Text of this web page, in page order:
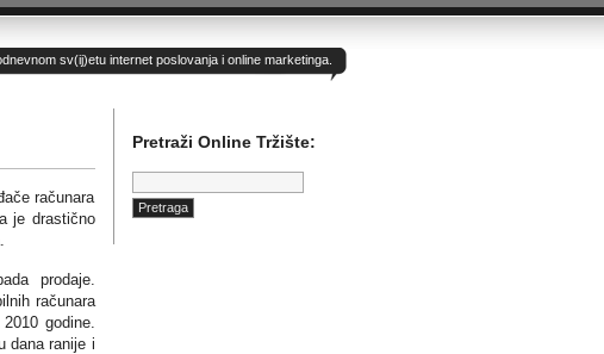
sv(ij)etu internet poslovanja i online marketinga.
računara
je drastično
prodaje.
računara
godine.
dana ranije i
Pretraži Online Tržište:
Pretraga: